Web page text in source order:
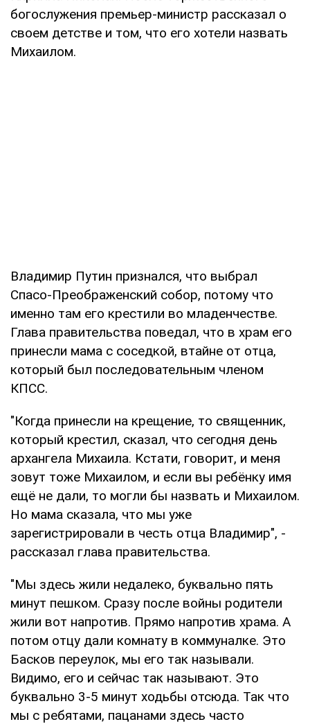
богослужения премьер-министр рассказал о
своем детстве и том, что его хотели назвать
Михаилом.
Владимир Путин признался, что выбрал
Спасо-Преображенский собор, потому что
именно там его крестили во младенчестве.
Глава правительства поведал, что в храм его
принесли мама с соседкой, втайне от отца,
который был последовательным членом
КПСС.
"Когда принесли на крещение, то священник,
который крестил, сказал, что сегодня день
архангела Михаила. Кстати, говорит, и меня
зовут тоже Михаилом, и если вы ребёнку имя
ещё не дали, то могли бы назвать и Михаилом.
Но мама сказала, что мы уже
зарегистрировали в честь отца Владимир", -
рассказал глава правительства.
"Мы здесь жили недалеко, буквально пять
минут пешком. Сразу после войны родители
жили вот напротив. Прямо напротив храма. А
потом отцу дали комнату в коммуналке. Это
Басков переулок, мы его так называли.
Видимо, его и сейчас так называют. Это
буквально 3-5 минут ходьбы отсюда. Так что
мы с ребятами, пацанами здесь часто